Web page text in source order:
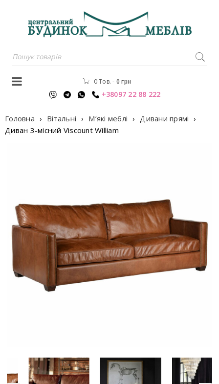
0 Тов. - 0грн
+38097 22 88 222
Головна › Вітальні › М’які меблі › Дивани прямі ›
Диван 3-місний Viscount William